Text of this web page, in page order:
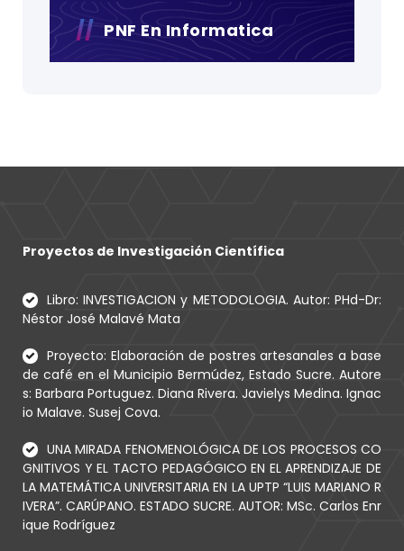
PNF En Informatica
Proyectos de Investigación Científica
Libro: INVESTIGACION y METODOLOGIA. Autor: PHd-Dr:
Néstor José Malavé Mata
Proyecto: Elaboración de postres artesanales a base
de café en el Municipio Bermúdez, Estado Sucre. Autore
s: Barbara Portuguez. Diana Rivera. Javielys Medina. Ignac
io Malave. Susej Cova.
UNA MIRADA FENOMENOLÓGICA DE LOS PROCESOS CO
GNITIVOS Y EL TACTO PEDAGÓGICO EN EL APRENDIZAJE DE
LA MATEMÁTICA UNIVERSITARIA EN LA UPTP “LUIS MARIANO R
IVERA”. CARÚPANO. ESTADO SUCRE. AUTOR: MSc. Carlos Enr
ique Rodríguez